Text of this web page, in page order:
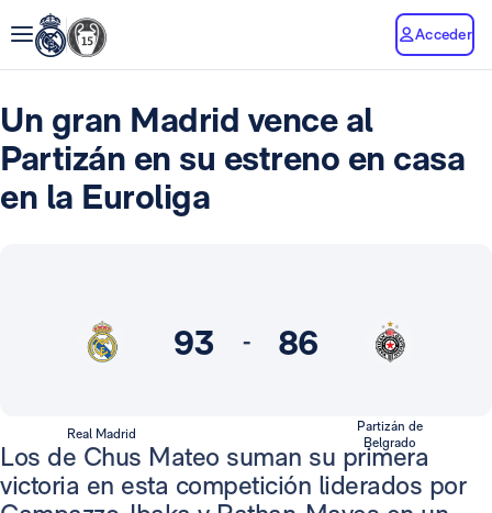
Acceder
Un gran Madrid vence al
Partizán en su estreno en casa
en la Euroliga
93 - 86
Real Madrid
Partizán de
Belgrado
Los de Chus Mateo suman su primera
victoria en esta competición liderados por